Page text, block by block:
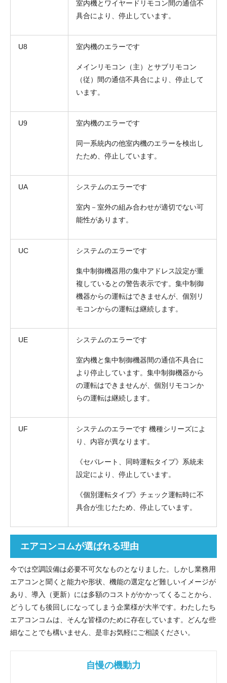
室内機とワイヤードリモコン間の通信不
具合により、停止しています。
U8 室内機のエラーです
メインリモコン（主）とサブリモコン
（従）間の通信不具合により、停止して
います。
U9 室内機のエラーです
同一系統内の他室内機のエラーを検出し
たため、停止しています。
UA システムのエラーです
室内－室外の組み合わせが適切でない可
能性があります。
UC システムのエラーです
集中制御機器用の集中アドレス設定が重
複しているとの警告表示です。集中制御
機器からの運転はできませんが、個別リ
モコンからの運転は継続します。
UE システムのエラーです
室内機と集中制御機器間の通信不具合に
より停止しています。集中制御機器から
の運転はできませんが、個別リモコンか
らの運転は継続します。
UF
システムのエラーです 機種シリーズによ
り、内容が異なります。
《セパレート、同時運転タイプ》系統未
設定により、停止しています。
《個別運転タイプ》チェック運転時に不
具合が生じたため、停止しています。
エアコンコムが選ばれる理由
今では空調設備は必要不可欠なものとなりました。しかし業務用
エアコンと聞くと能力や形状、機能の選定など難しいイメージが
あり、導入（更新）には多額のコストがかかってくることから、
どうしても後回しになってしまう企業様が大半です。わたしたち
エアコンコムは、そんな皆様のために存在しています。どんな些
細なことでも構いません、是非お気軽にご相談ください。
自慢の機動力